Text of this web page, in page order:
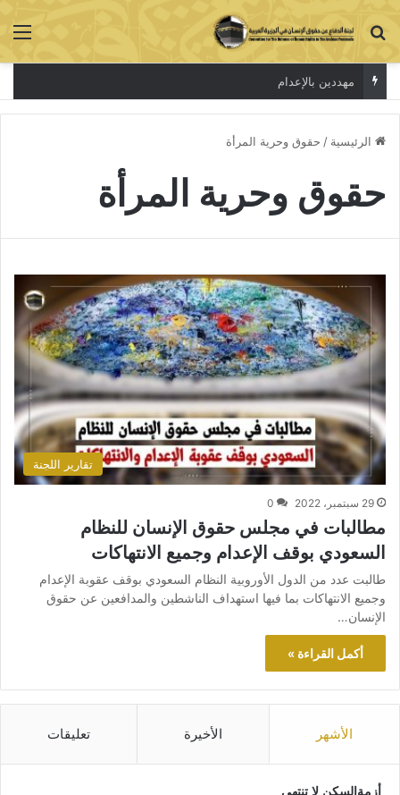
بحث عن
مهددين بالإعدام
الرئيسية / حقوق وحرية المرأة
حقوق وحرية المرأة
تقارير اللجنة
29 سبتمبر، 2022 0
مطالبات في مجلس حقوق الإنسان للنظام
السعودي بوقف الإعدام وجميع الانتهاكات
طالبت عدد من الدول الأوروبية النظام السعودي بوقف عقوبة الإعدام
وجميع الانتهاكات بما فيها استهداف الناشطين والمدافعين عن حقوق
الإنسان…
أكمل القراءة »
الأشهر الأخيرة تعليقات
أزمةالسكن لا تنتهي